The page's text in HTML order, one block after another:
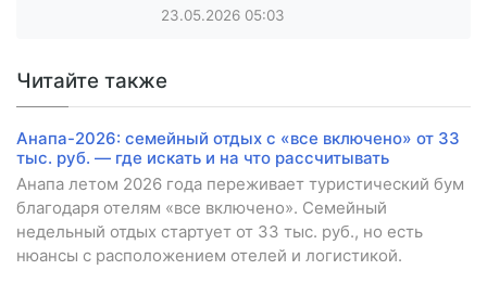
23.05.2026 05:03
Читайте также
Анапа-2026: семейный отдых с «все включено» от 33
тыс. руб. — где искать и на что рассчитывать
Анапа летом 2026 года переживает туристический бум
благодаря отелям «все включено». Семейный
недельный отдых стартует от 33 тыс. руб., но есть
нюансы с расположением отелей и логистикой.